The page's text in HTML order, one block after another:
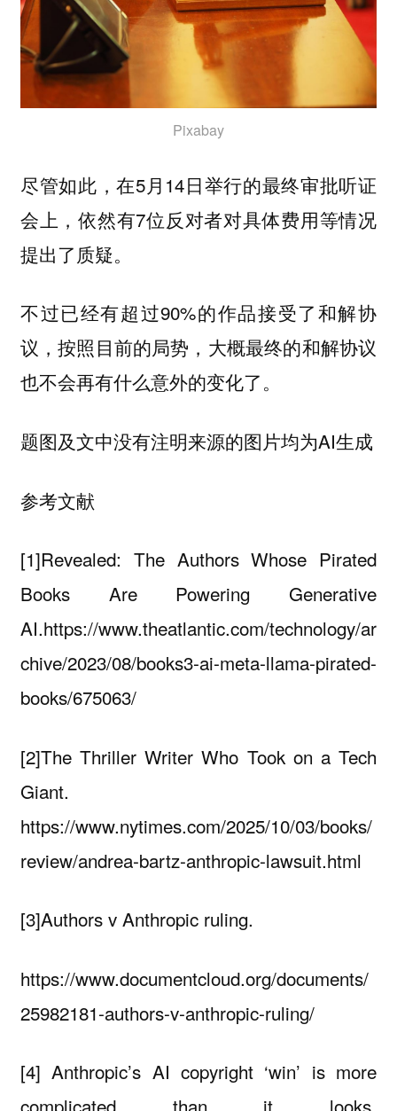
Pixabay
尽管如此，在5月14日举行的最终审批听证
会上，依然有7位反对者对具体费用等情况
提出了质疑。
不过已经有超过90%的作品接受了和解协
议，按照目前的局势，大概最终的和解协议
也不会再有什么意外的变化了。
题图及文中没有注明来源的图片均为AI生成
参考文献
[1]Revealed: The Authors Whose Pirated
Books Are Powering Generative
AI.https://www.theatlantic.com/technology/ar
chive/2023/08/books3-ai-meta-llama-pirated-
books/675063/
[2]The Thriller Writer Who Took on a Tech
Giant.
https://www.nytimes.com/2025/10/03/books/
review/andrea-bartz-anthropic-lawsuit.html
[3]Authors v Anthropic ruling.
https://www.documentcloud.org/documents/
25982181-authors-v-anthropic-ruling/
[4] Anthropic’s AI copyright ‘win’ is more